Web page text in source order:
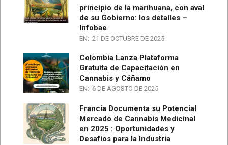
principio de la marihuana, con aval
de su Gobierno: los detalles –
Infobae
EN: 21 DE OCTUBRE DE 2025
Colombia Lanza Plataforma
Gratuita de Capacitación en
Cannabis y Cáñamo
EN: 6 DE AGOSTO DE 2025
Francia Documenta su Potencial
Mercado de Cannabis Medicinal
en 2025 : Oportunidades y
Desafíos para la Industria